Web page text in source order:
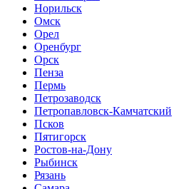
Норильск
Омск
Орел
Оренбург
Орск
Пенза
Пермь
Петрозаводск
Петропавловск-Камчатский
Псков
Пятигорск
Ростов-на-Дону
Рыбинск
Рязань